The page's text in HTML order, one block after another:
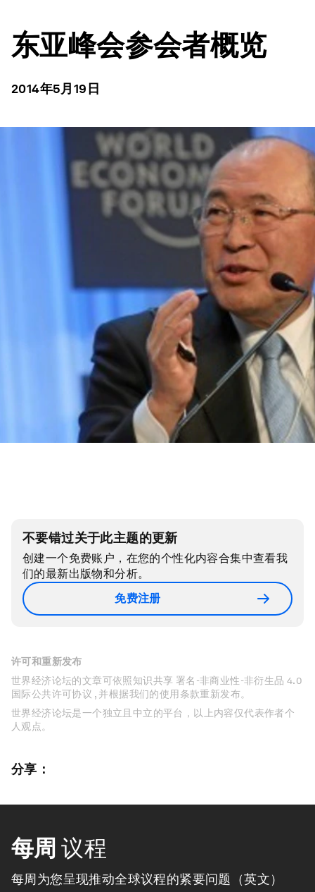
东亚峰会参会者概览
2014年5月19日
不要错过关于此主题的更新
创建一个免费账户，在您的个性化内容合集中查看我
们的最新出版物和分析。
免费注册
许可和重新发布
世界经济论坛的文章可依照知识共享 署名-非商业性-非衍生品 4.0
国际公共许可协议 , 并根据我们的使用条款重新发布。
世界经济论坛是一个独立且中立的平台，以上内容仅代表作者个
人观点。
分享：
每周 议程
每周为您呈现推动全球议程的紧要问题（英文）